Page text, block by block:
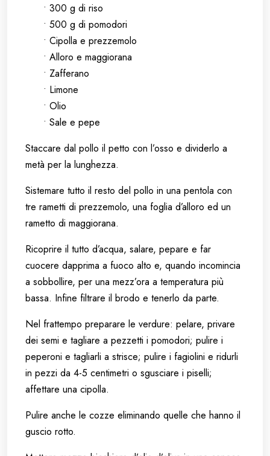
• 300 g di riso
• 500 g di pomodori
• Cipolla e prezzemolo
• Alloro e maggiorana
• Zafferano
• Limone
• Olio
• Sale e pepe
Staccare dal pollo il petto con l’osso e dividerlo a
metà per la lunghezza.
Sistemare tutto il resto del pollo in una pentola con
tre rametti di prezzemolo, una foglia d’alloro ed un
rametto di maggiorana.
Ricoprire il tutto d’acqua, salare, pepare e far
cuocere dapprima a fuoco alto e, quando incomincia
a sobbollire, per una mezz’ora a temperatura più
bassa. Infine filtrare il brodo e tenerlo da parte.
Nel frattempo preparare le verdure: pelare, privare
dei semi e tagliare a pezzetti i pomodori; pulire i
peperoni e tagliarli a strisce; pulire i fagiolini e ridurli
in pezzi da 4-5 centimetri o sgusciare i piselli;
affettare una cipolla.
Pulire anche le cozze eliminando quelle che hanno il
guscio rotto.